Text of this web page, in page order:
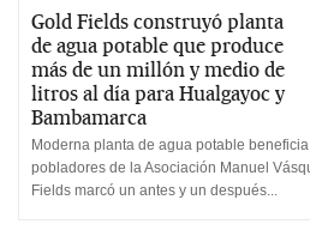
Gold Fields construyó planta
de agua potable que produce
más de un millón y medio de
litros al día para Hualgayoc y
Bambamarca
Moderna planta de agua potable beneficia
pobladores de la Asociación Manuel
Fields marcó un antes y un después...